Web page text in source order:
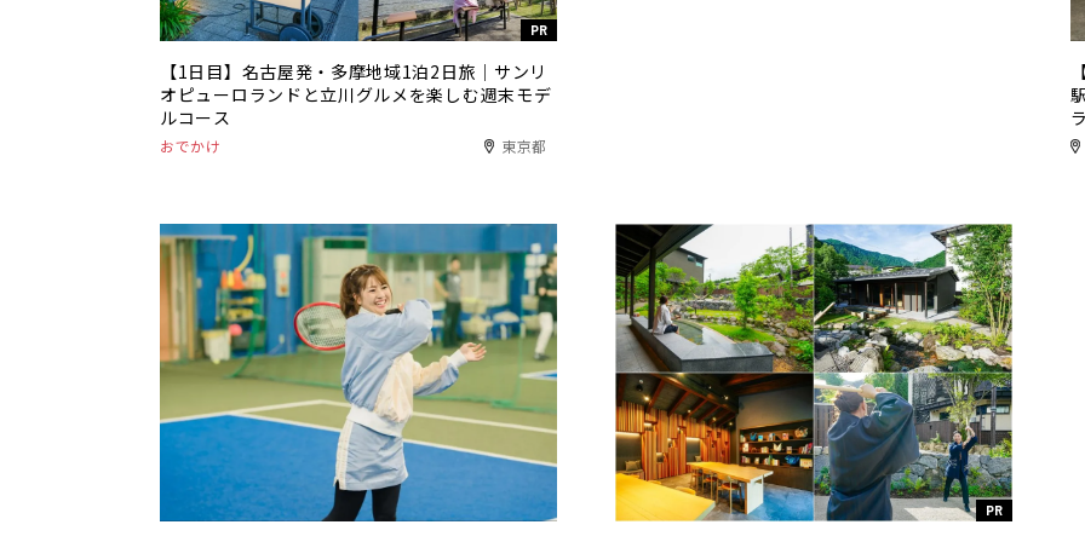
PR
【1日目】名古屋発・多摩地域1泊2日旅｜サンリ
オピューロランドと立川グルメを楽しむ週末モデ
ルコース
おでかけ 東京都
PR